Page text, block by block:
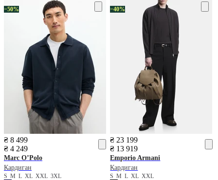
−50%
₴ 8 499
₴ 4 249
Marc O’Polo
Кардиган
S M L XL XXL 3XL
−40%
₴ 23 199
₴ 13 919
Emporio Armani
Кардиган
SMLXLXXL